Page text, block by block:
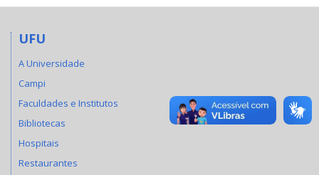
UFU
A Universidade
Campi
Faculdades e Institutos
Bibliotecas
Hospitais
Restaurantes